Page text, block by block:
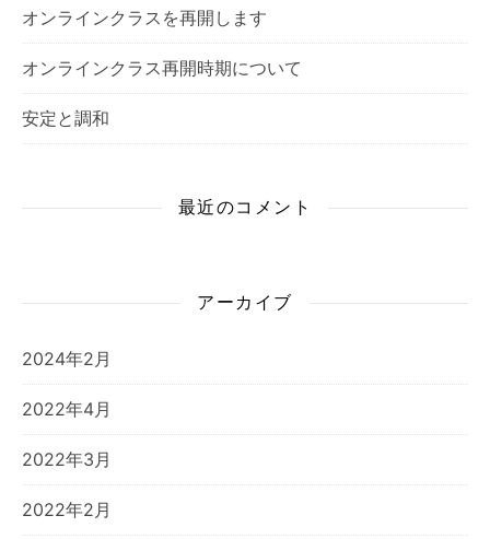
オンラインクラスを再開します
オンラインクラス再開時期について
安定と調和
最近のコメント
アーカイブ
2024年2月
2022年4月
2022年3月
2022年2月